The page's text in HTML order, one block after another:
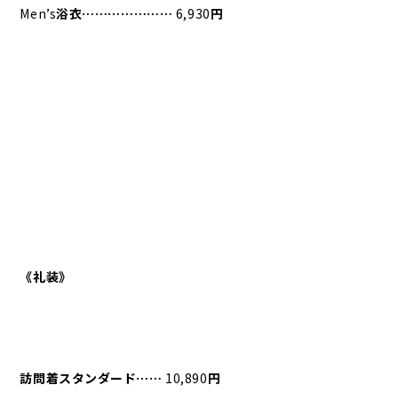
Men’s浴衣⋯⋯⋯⋯⋯⋯⋯ 6,930円
《礼装》
訪問着スタンダード⋯⋯ 10,890円